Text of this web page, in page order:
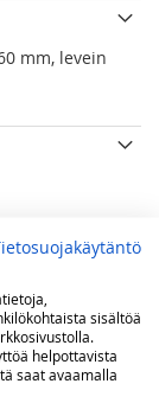
mm, levein
sisältöä
helpottavista
saat avaamalla